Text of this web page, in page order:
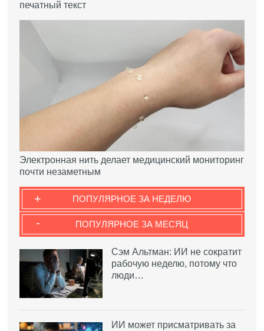
печатный текст
Электронная нить делает медицинский мониторинг
почти незаметным
ПОПУЛЯРНОЕ ЗА НЕДЕЛЮ
+
ПОПУЛЯРНОЕ ЗА МЕСЯЦ
-
Сэм Альтман: ИИ не сократит
рабочую неделю, потому что
люди…
ИИ может присматривать за